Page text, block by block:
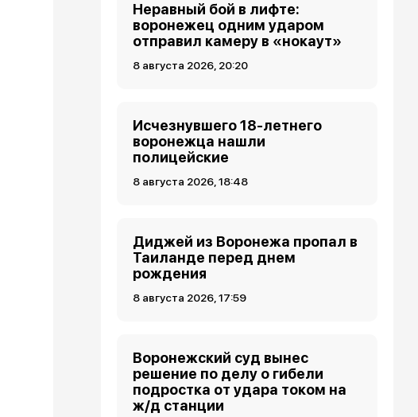
Неравный бой в лифте:
воронежец одним ударом
отправил камеру в «нокаут»
8 августа 2026, 20:20
Исчезнувшего 18-летнего
воронежца нашли
полицейские
8 августа 2026, 18:48
Диджей из Воронежа пропал в
Таиланде перед днем
рождения
8 августа 2026, 17:59
Воронежский суд вынес
решение по делу о гибели
подростка от удара током на
ж/д станции